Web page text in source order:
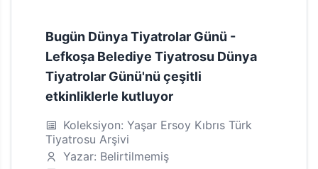
Bugün Dünya Tiyatrolar Günü -
Lefkoşa Belediye Tiyatrosu Dünya
Tiyatrolar Günü'nü çeşitli
etkinliklerle kutluyor
Koleksiyon: Yaşar Ersoy Kıbrıs Türk
Tiyatrosu Arşivi
Yazar: Belirtilmemiş